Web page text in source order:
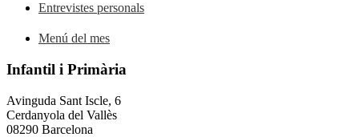
Entrevistes personals
Menú del mes
Infantil i Primària
Avinguda Sant Iscle, 6
Cerdanyola del Vallès
08290 Barcelona